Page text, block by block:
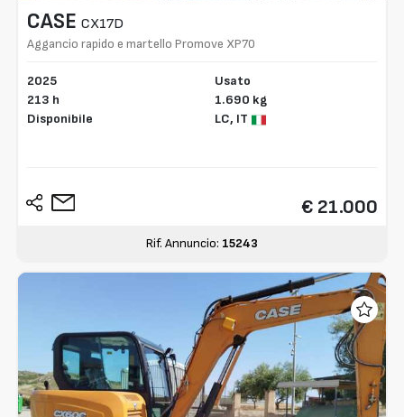
CASE CX17D
Aggancio rapido e martello Promove XP70
2025
213 h
Disponibile
Usato
1.690 kg
LC, IT
€ 21.000
Rif. Annuncio: 15243